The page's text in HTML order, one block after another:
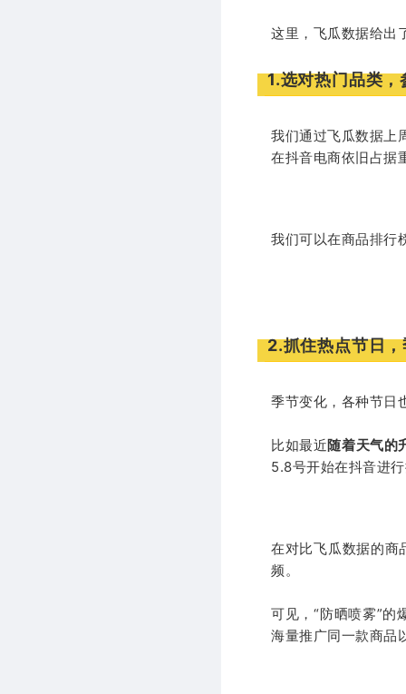
这里，飞瓜数据给出
1.选对热门品类，
我们通过飞瓜数据上
在抖音电商依旧占据
我们可以在商品排行
2.抓住热点节日
季节变化，各种节日
比如最近随着天气的
5.8号开始在抖音进
在对比飞瓜数据的商
频。
可见，“防晒喷雾”的
海量推广同一款商品